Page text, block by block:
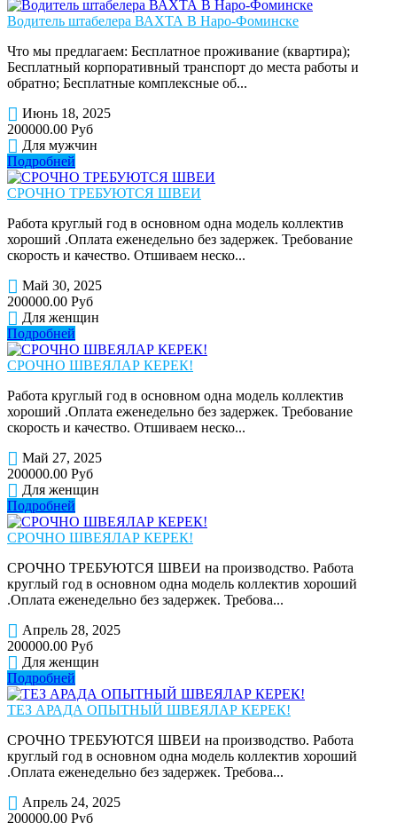
Водитель штабелера ВАХТА В Наро-Фоминске
Что мы предлагаем: Бесплатное проживание (квартира);
Бесплатный корпоративный транспорт до места работы и
обратно; Бесплатные комплексные об...
Июнь 18, 2025
200000.00 Руб
Для мужчин
Подробней
СРОЧНО ТРЕБУЮТСЯ ШВЕИ
Работа круглый год в основном одна модель коллектив
хороший .Оплата еженедельно без задержек. Требование
скорость и качество. Отшиваем неско...
Май 30, 2025
200000.00 Руб
Для женщин
Подробней
СРОЧНО ШВЕЯЛАР КЕРЕК!
Работа круглый год в основном одна модель коллектив
хороший .Оплата еженедельно без задержек. Требование
скорость и качество. Отшиваем неско...
Май 27, 2025
200000.00 Руб
Для женщин
Подробней
СРОЧНО ШВЕЯЛАР КЕРЕК!
СРОЧНО ТРЕБУЮТСЯ ШВЕИ на производство. Работа
круглый год в основном одна модель коллектив хороший
.Оплата еженедельно без задержек. Требова...
Апрель 28, 2025
200000.00 Руб
Для женщин
Подробней
ТЕЗ АРАДА ОПЫТНЫЙ ШВЕЯЛАР КЕРЕК!
СРОЧНО ТРЕБУЮТСЯ ШВЕИ на производство. Работа
круглый год в основном одна модель коллектив хороший
.Оплата еженедельно без задержек. Требова...
Апрель 24, 2025
200000.00 Руб